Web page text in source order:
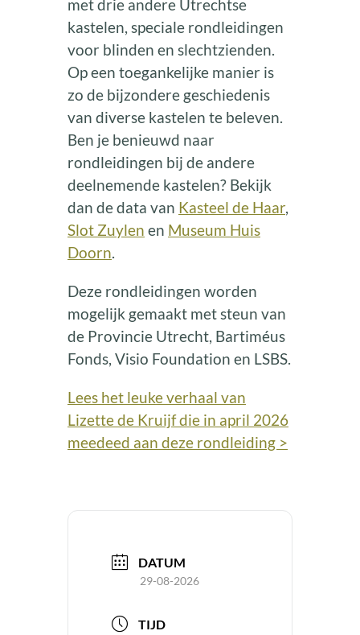
met drie andere Utrechtse
kastelen, speciale rondleidingen
voor blinden en slechtzienden.
Op een toegankelijke manier is
zo de bijzondere geschiedenis
van diverse kastelen te beleven.
Ben je benieuwd naar
rondleidingen bij de andere
deelnemende kastelen? Bekijk
dan de data van Kasteel de Haar,
Slot Zuylen en Museum Huis
Doorn.
Deze rondleidingen worden
mogelijk gemaakt met steun van
de Provincie Utrecht, Bartiméus
Fonds, Visio Foundation en LSBS.
Lees het leuke verhaal van
Lizette de Kruijf die in april 2026
meedeed aan deze rondleiding >
DATUM
29-08-2026
TIJD